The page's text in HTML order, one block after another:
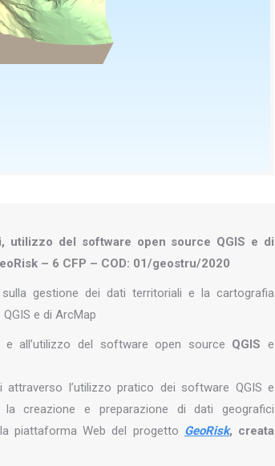
utilizzo del software open source QGIS e di
– 6 CFP – COD: 01/geostru/2020
gestione dei dati territoriali e la cartografia
e di ArcMap
all’utilizzo del software open source QGIS e
attraverso l’utilizzo pratico dei software QGIS e
creazione e preparazione di dati geografici
piattaforma Web del progetto GeoRisk, creata